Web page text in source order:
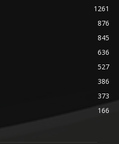
1261
876
845
636
527
386
373
166